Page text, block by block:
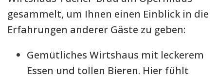
gesammelt, um Ihnen einen Einblick in die
Erfahrungen anderer Gäste zu geben:
Gemütliches Wirtshaus mit leckerem
Essen und tollen Bieren. Hier fühlt